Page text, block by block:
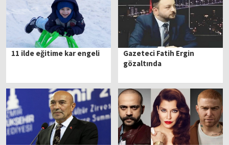
11 ilde eğitime kar engeli
Gazeteci Fatih Ergin
gözaltında